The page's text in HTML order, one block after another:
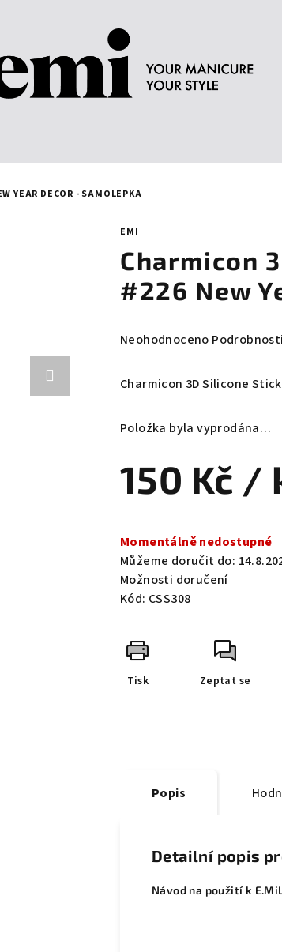
YEAR DECOR - SAMOLEPKA
EMI
Charmicon
#226 New
Průměrné
produktu
z
hvězdiček.
Neohodnoceno
Charmicon 3D Silicone
Položka byla vyprodána…
150 Kč /
cena:
Momentálně nedostupné
Můžeme doručit do:
Možnosti doručení
Kód: CSS308
Tisk Zeptat se
Popis
Detailní popis
Návod na použití k